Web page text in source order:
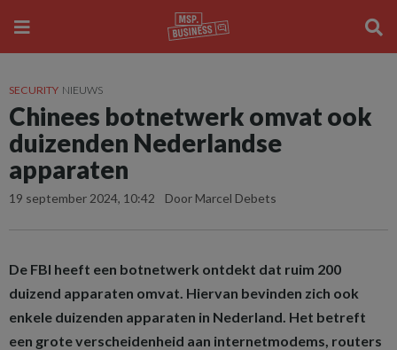
SECURITY NIEUWS
Chinees botnetwerk omvat ook
duizenden Nederlandse
apparaten
19 september 2024, 10:42 Door Marcel Debets
De FBI heeft een botnetwerk ontdekt dat ruim 200
duizend apparaten omvat. Hiervan bevinden zich ook
enkele duizenden apparaten in Nederland. Het betreft
een grote verscheidenheid aan internetmodems, routers